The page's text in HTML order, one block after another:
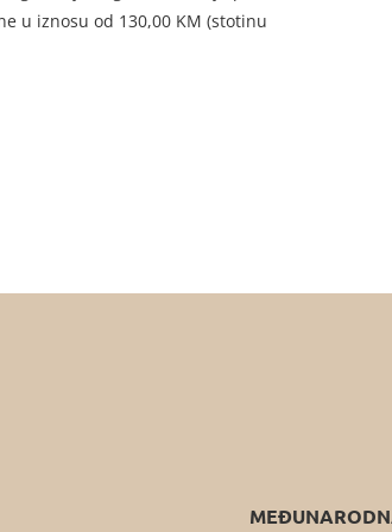
u iznosu od 130,00 KM (stotinu